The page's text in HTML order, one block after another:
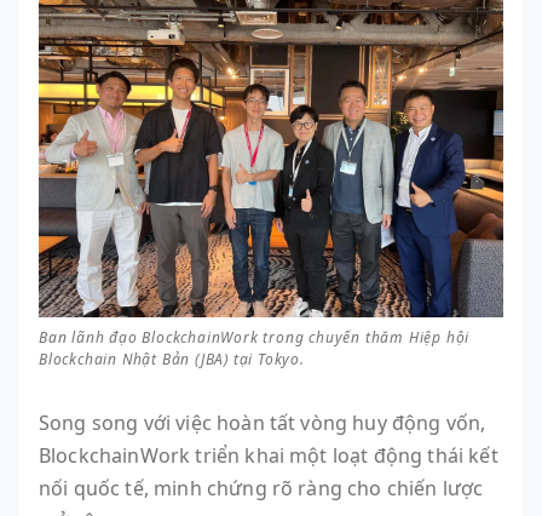
Ban lãnh đạo BlockchainWork trong chuyến thăm Hiệp hội
Blockchain Nhật Bản (JBA) tại Tokyo.
Song song với việc hoàn tất vòng huy động vốn,
BlockchainWork triển khai một loạt động thái kết
nối quốc tế, minh chứng rõ ràng cho chiến lược